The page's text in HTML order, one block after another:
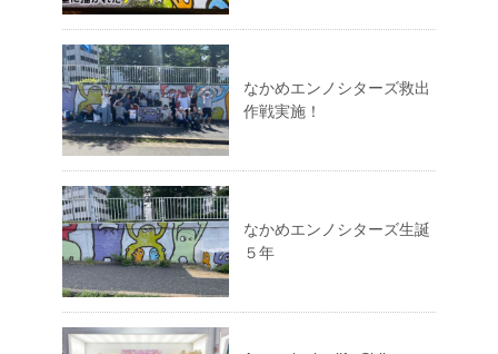
なかめエンノシターズ救出
作戦実施！
なかめエンノシターズ生誕
５年